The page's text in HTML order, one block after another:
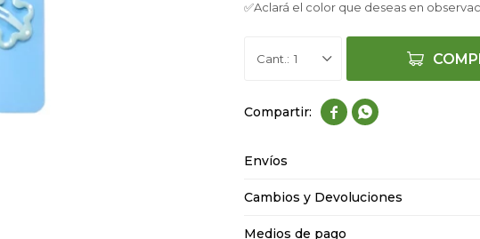
✅Aclará el color que deseas en
1
 
Envíos
Cambios y Devoluciones
Medios de pago